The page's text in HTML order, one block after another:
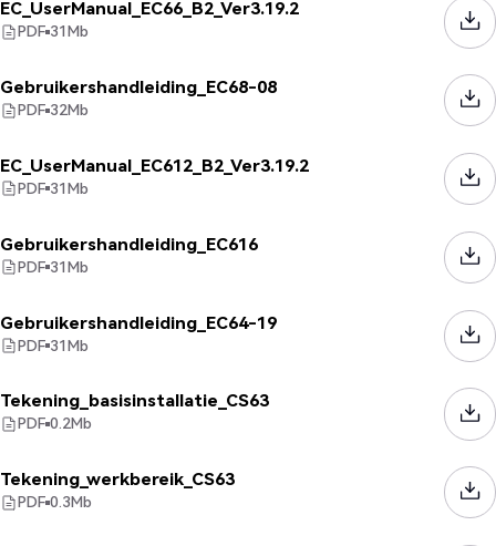
EC_UserManual_EC66_B2_Ver3.19.2
PDF 31Mb
Gebruikershandleiding_EC68-08
PDF 32Mb
EC_UserManual_EC612_B2_Ver3.19.2
PDF 31Mb
Gebruikershandleiding_EC616
PDF 31Mb
Gebruikershandleiding_EC64-19
PDF 31Mb
Tekening_basisinstallatie_CS63
PDF 0.2Mb
Tekening_werkbereik_CS63
PDF 0.3Mb